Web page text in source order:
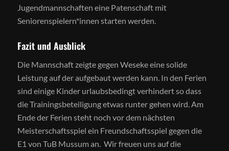
Jugendmannschaften eine Patenschaft mit
Seniorenspielern*innen starten werden.
Fazit und Ausblick
Die Mannschaft zeigte gegen Weseke eine solide
Leistung auf der aufgebaut werden kann. In den Ferien
sind einige Kinder urlaubsbedingt verhindert so dass
die Trainingsbeteiligung etwas runter gehen wird. Am
Ende der Ferien steht noch vor dem nächsten
Meisterschaftsspiel ein Freundschaftsspiel gegen die
E1 von TuB Mussum an. Wir freuen uns auf die